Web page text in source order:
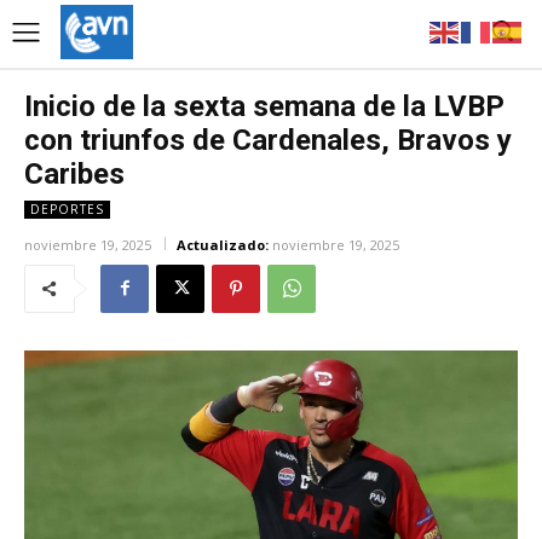
Inicio de la sexta semana de la LVBP
con triunfos de Cardenales, Bravos y
Caribes
DEPORTES
noviembre 19, 2025 Actualizado: noviembre 19, 2025